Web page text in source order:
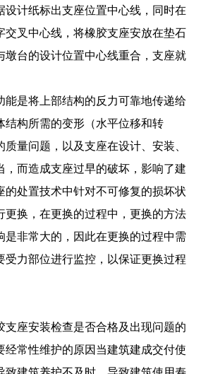
设计纸标出支座位置中心线，同时在
交叉中心线，将橡胶支座安放在垫石
墩台的设计位置中心线重合，支座就
能是将上部结构的反力可靠地传递给
结构所需的变形（水平位移和转
量问题，以及支座在设计、安装、
，而造成支座过早的破坏，影响了建
的处置技术中针对不可修复的损坏状
更换，在更换的过程中，更换的方法
是非常大的，因此在更换的过程中需
受力部位进行监控，以保证更换过程
支座安装检查是否合格及出现问题的
经常性维护的原因当建筑建成交付使